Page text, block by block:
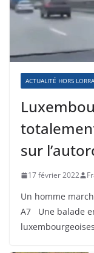
ACTUALITÉ HORS
sur
17 février 2022
Un homme
A7 Une balade
luxembourgeoises